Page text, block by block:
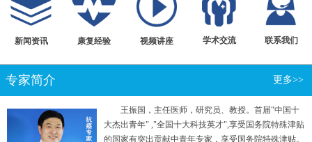
新闻资讯 康复经验 视频讲座 学术交流 联系我们
专家简介 更多>>
王振国，主任医师，研究员、教授。首届"中国十
大杰出青年" ,"全国十大科技英才",享受国务院特殊津贴
的国家有突出贡献中青年专家，享受国务院特殊津贴。